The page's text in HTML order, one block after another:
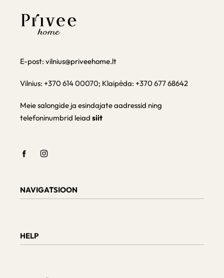
E-post: vilnius@priveehome.lt
Vilnius: +370 614 00070; Klaipėda: +370 677 68642
Meie salongide ja esindajate aadressid ning
telefoninumbrid leiad siit
NAVIGATSIOON
Cart
HELP